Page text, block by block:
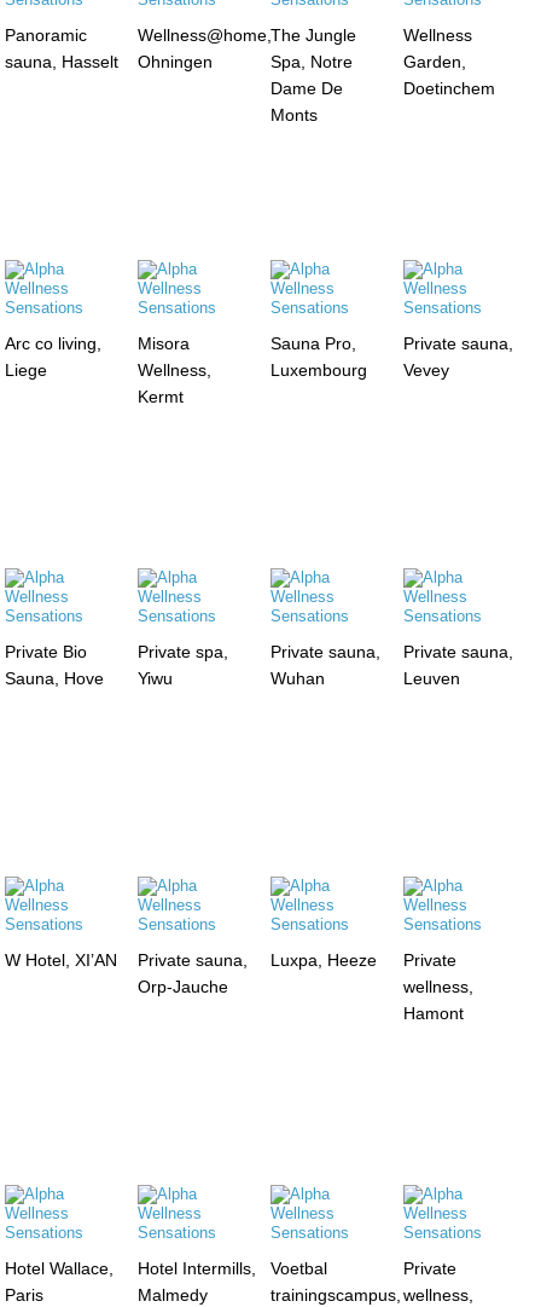
Panoramic
sauna, Hasselt
Wellness@home,
Ohningen
The Jungle
Spa, Notre
Dame De
Monts
Wellness
Garden,
Doetinchem
Arc co living,
Liege
Misora
Wellness,
Kermt
Sauna Pro,
Luxembourg
Private sauna,
Vevey
Private Bio
Sauna, Hove
Private spa,
Yiwu
Private sauna,
Wuhan
Private sauna,
Leuven
W Hotel, XI’AN
Private sauna,
Orp-Jauche
Luxpa, Heeze
Private
wellness,
Hamont
Hotel Wallace,
Paris
Hotel Intermills,
Malmedy
Voetbal
trainingscampus,
Private
wellness,